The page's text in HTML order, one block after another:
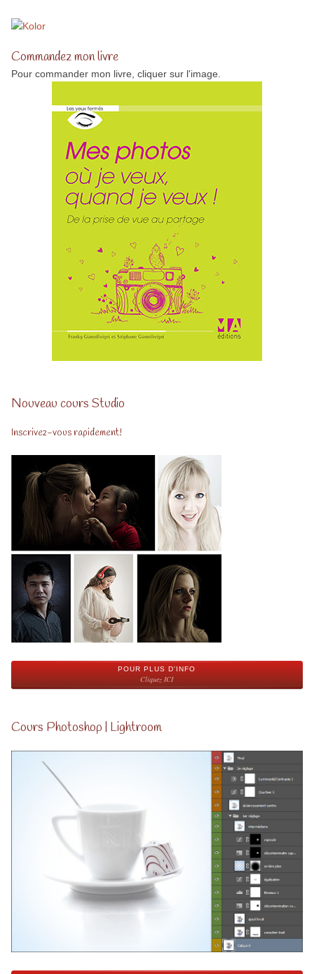
Commandez mon livre
Pour commander mon livre, cliquer sur l'image.
Nouveau cours Studio
Inscrivez-vous rapidement!
POUR PLUS D'INFO
Cliquez ICI
Cours Photoshop | Lightroom